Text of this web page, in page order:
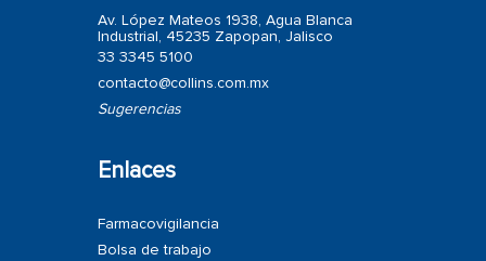
Av. López Mateos 1938, Agua Blanca
Industrial, 45235 Zapopan, Jalisco
33 3345 5100
contacto@collins.com.mx
Sugerencias
Enlaces
Farmacovigilancia
Bolsa de trabajo